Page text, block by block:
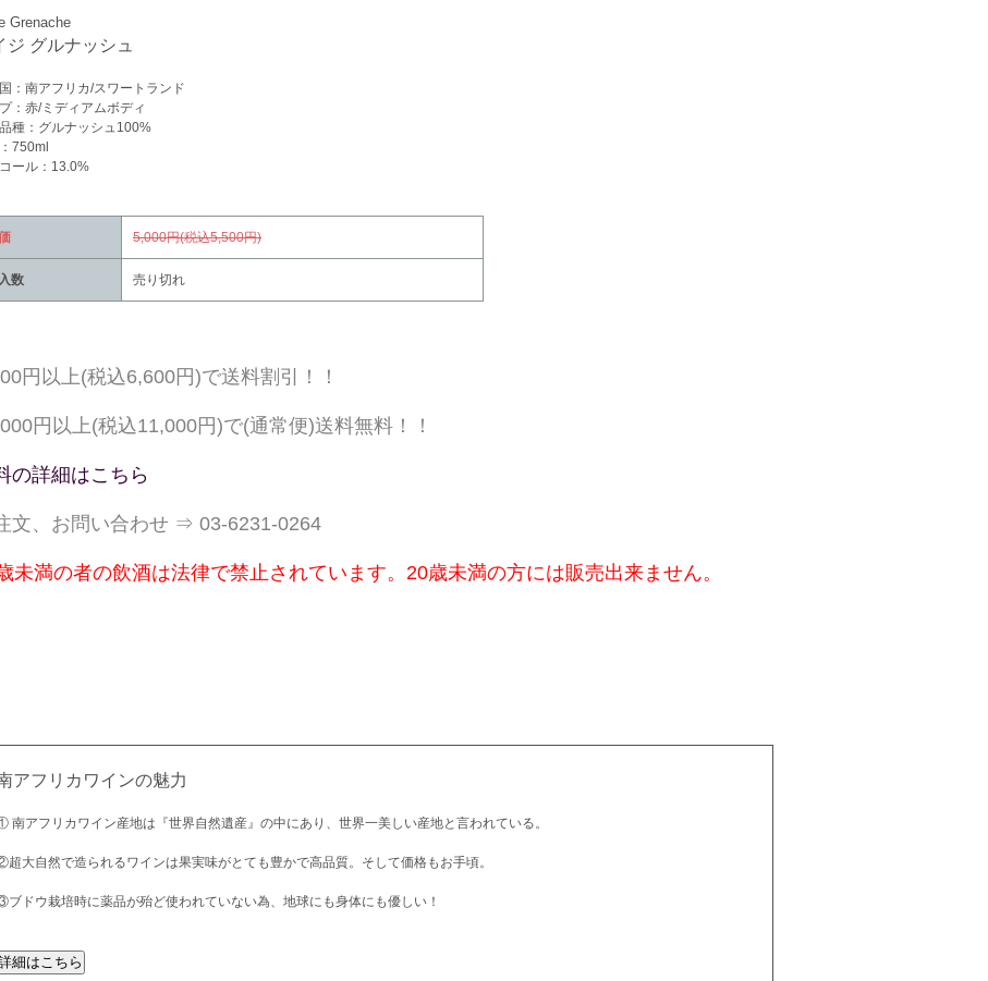
Grenache
ジ グルナッシュ
：南アフリカ/スワートランド
：赤/ミディアムボディ
種：グルナッシュ100%
750ml
ール：13.0%
5,000円(税込5,500円)
数 売り切れ
円以上(税込6,600円)で送料割引！！
円以上(税込11,000円)で(通常便)送料無料！！
の詳細はこちら
文、お問い合わせ ⇒ 03-6231-0264
未満の者の飲酒は法律で禁止されています。20歳未満の方には販売出来ません。
アフリカワインの魅力
南アフリカワイン産地は『世界自然遺産』の中にあり、世界一美しい産地と言われている。
超大自然で造られるワインは果実味がとても豊かで高品質。そして価格もお手頃。
ブドウ栽培時に薬品が殆ど使われていない為、地球にも身体にも優しい！